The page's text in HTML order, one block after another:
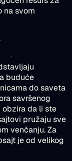
na svom
buduće
do saveta
savršenog
obzira da li ste
pružaju sve
venčanju. Za
je od velikog